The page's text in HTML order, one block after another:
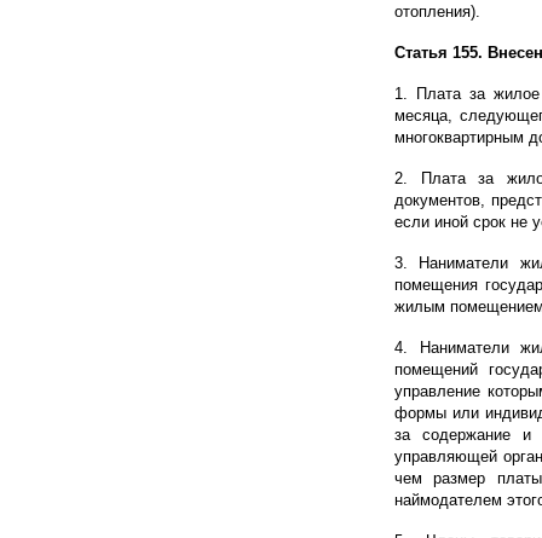
отопления).
Статья 155.
1. Плата за жилое
месяца,
многоквартирным
2. Плата за
документов,
если иной срок не
3. Наниматели
помещения
жилым помещением
4. Наниматели
помещений
управление
формы или
за содержание и
управляющей
чем размер
наймодателем